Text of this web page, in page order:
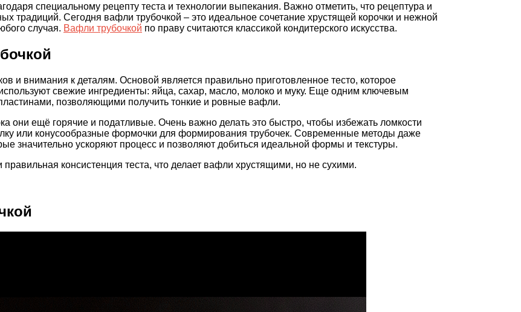
специальному рецепту теста и технологии выпекания. Важно отметить, что рецептура и
традиций. Сегодня вафли трубочкой – это идеальное сочетание хрустящей корочки и нежной
случая. Вафли трубочкой по праву считаются классикой кондитерского искусства.
и внимания к деталям. Основой является правильно приготовленное тесто, которое
свежие ингредиенты: яйца, сахар, масло, молоко и муку. Еще одним ключевым
позволяющими получить тонкие и ровные вафли.
они ещё горячие и податливые. Очень важно делать это быстро, чтобы избежать ломкости
или конусообразные формочки для формирования трубочек. Современные методы даже
значительно ускоряют процесс и позволяют добиться идеальной формы и текстуры.
консистенция теста, что делает вафли хрустящими, но не сухими.